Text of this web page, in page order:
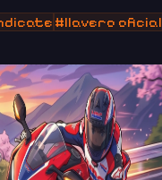
#llavero oficial